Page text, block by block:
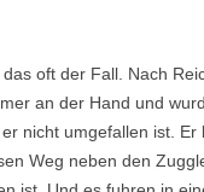
oft der Fall. Nach
an der Hand und
nicht umgefallen ist. Er
Weg neben den